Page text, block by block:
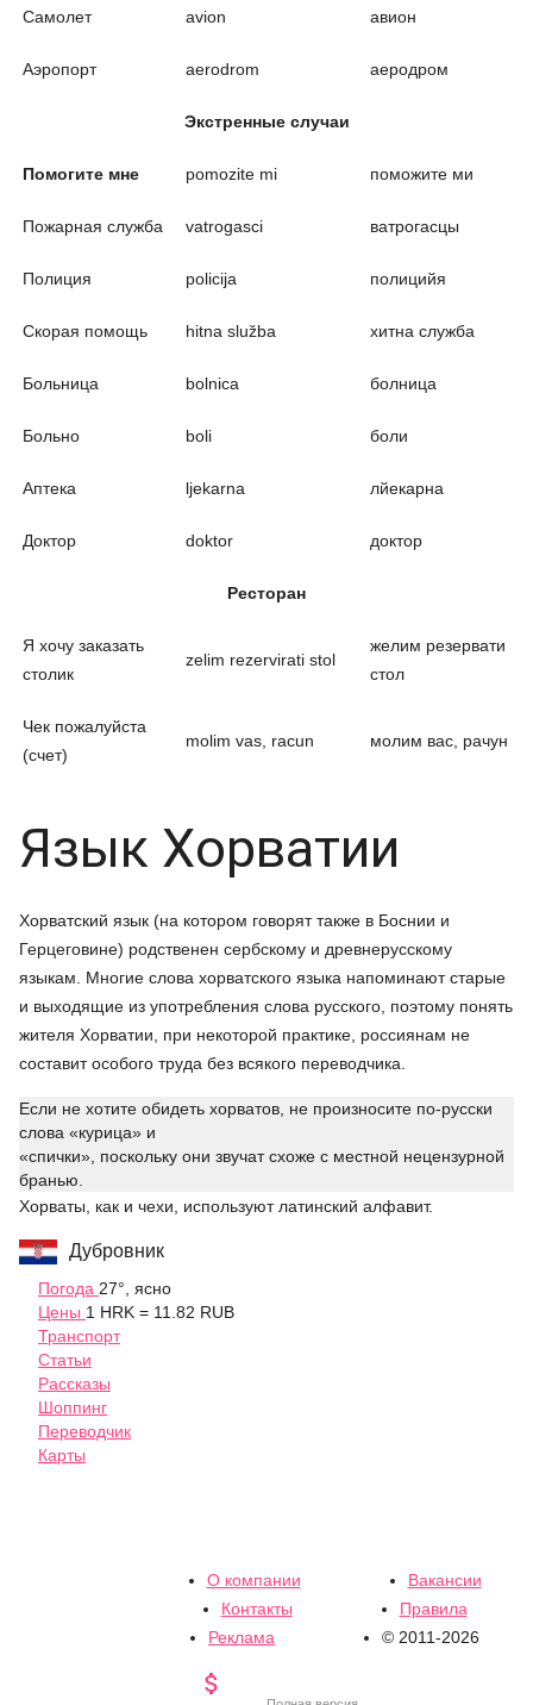
Самолет avion авион
Аэропорт aerodrom аеродром
Экстренные случаи
Помогите мне pomozite mi поможите ми
Пожарная служба vatrogasci ватрогасцы
Полиция policija полицийя
Скорая помощь hitna služba хитна служба
Больница bolnica болница
Больно boli боли
Аптека ljekarna лйекарна
Доктор doktor доктор
Ресторан
Я хочу заказать
столик
zelim rezervirati stol
желим резервати
стол
Чек пожалуйста
(счет)
molim vas, racun молим вас, рачун
Язык Хорватии
Хорватский язык (на котором говорят также в Боснии и
Герцеговине) родственен сербскому и древнерусскому
языкам. Многие слова хорватского языка напоминают старые
и выходящие из употребления слова русского, поэтому понять
жителя Хорватии, при некоторой практике, россиянам не
составит особого труда без всякого переводчика.
Если не хотите обидеть хорватов, не произносите по-русски
слова «курица» и
«спички», поскольку они звучат схоже с местной нецензурной
бранью.
Хорваты, как и чехи, используют латинский алфавит.
Дубровник
Погода 27°, ясно
Цены 1 HRK = 11.82 RUB
Транспорт
Статьи
Рассказы
Шоппинг
Переводчик
Карты
О компании
Вакансии
Контакты
Правила
Реклама
© 2011-2026
